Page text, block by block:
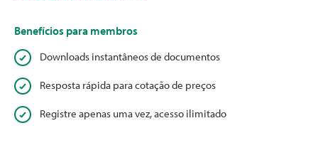
Benefícios para membros
Downloads instantâneos de documentos
Resposta rápida para cotação de preços
Registre apenas uma vez, acesso ilimitado